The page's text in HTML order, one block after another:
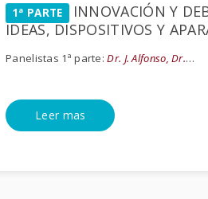
1ª PARTE INNOVACIÓN Y
IDEAS, DISPOSITIVOS Y
Panelistas 1ª parte:Dr. J. Alfonso, Dr.…
Leer mas